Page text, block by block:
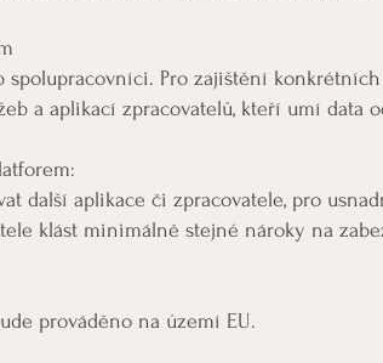
Pro zajištění
a aplikací zpracovatelů, kteří umí data
další aplikace či zpracovatele, pro
klást minimálně stejné nároky na
prováděno na území EU.